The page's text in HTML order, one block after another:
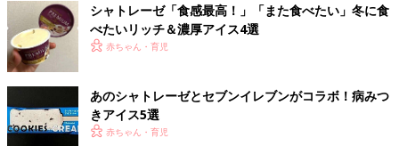
シャトレーゼ「食感最高！」「また食べたい」冬に食
べたいリッチ＆濃厚アイス4選
赤ちゃん・育児
あのシャトレーゼとセブンイレブンがコラボ！病みつ
きアイス5選
赤ちゃん・育児